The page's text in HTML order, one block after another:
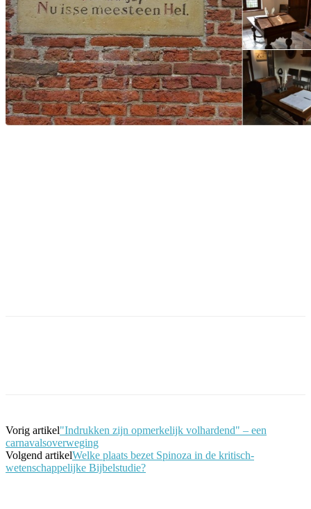
Vorig artikel"Indrukken zijn opmerkelijk volhardend" – een
carnavalsoverweging
Volgend artikelWelke plaats bezet Spinoza in de kritisch-
wetenschappelijke Bijbelstudie?